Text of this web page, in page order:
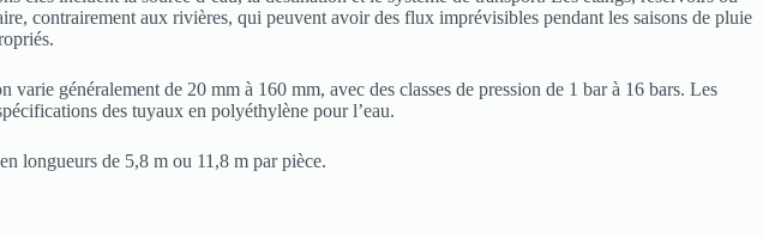
contrairement aux rivières, qui peuvent avoir des flux imprévisibles pendant les saisons de pluie
généralement de 20 mm à 160 mm, avec des classes de pression de 1 bar à 16 bars. Les
des tuyaux en polyéthylène pour l’eau.
longueurs de 5,8 m ou 11,8 m par pièce.